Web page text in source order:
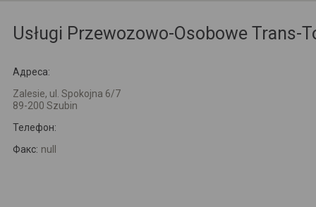
Usługi Przewozowo-Osobowe Trans-
Адреса:
Zalesie, ul. Spokojna 6/7
89-200 Szubin
Телефон:
Факс: null